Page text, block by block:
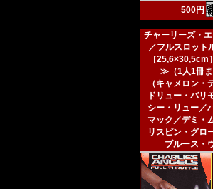
500円
チャーリーズ・
／フルスロット
［
≫（1人1冊ま
（キャメロン・
ドリュー・バリ
シー・リュー／
マック／デミ・
リスピン・グロ
ブルース・